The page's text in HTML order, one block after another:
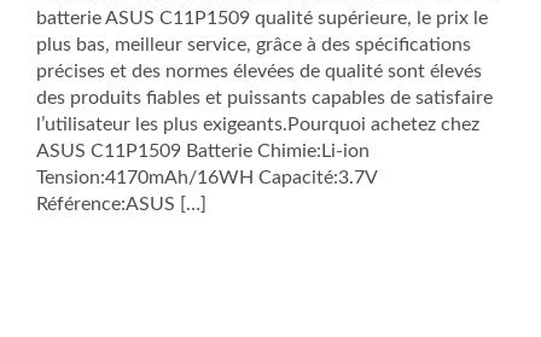
batterie ASUS C11P1509 qualité supérieure, le prix le
plus bas, meilleur service, grâce à des spécifications
précises et des normes élevées de qualité sont élevés
des produits fiables et puissants capables de satisfaire
l’utilisateur les plus exigeants.Pourquoi achetez chez
ASUS C11P1509 Batterie Chimie:Li-ion
Tension:4170mAh/16WH Capacité:3.7V
Référence:ASUS […]